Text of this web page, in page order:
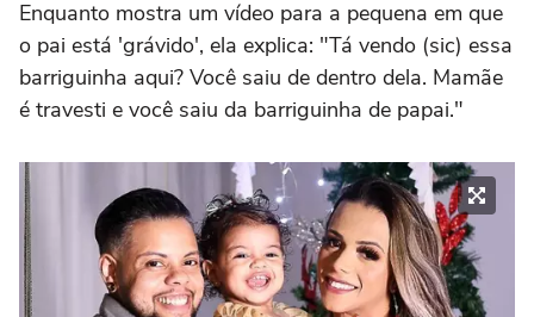
Enquanto mostra um vídeo para a pequena em que
o pai está 'grávido', ela explica: "Tá vendo (sic) essa
barriguinha aqui? Você saiu de dentro dela. Mamãe
é travesti e você saiu da barriguinha de papai."